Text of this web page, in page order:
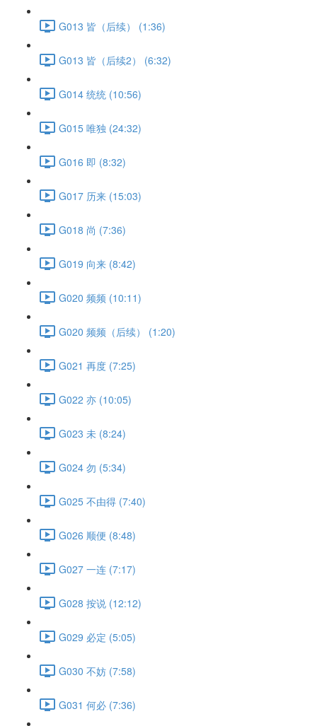
G013 皆（后续） (1:36)
G013 皆（后续2） (6:32)
G014 统统 (10:56)
G015 唯独 (24:32)
G016 即 (8:32)
G017 历来 (15:03)
G018 尚 (7:36)
G019 向来 (8:42)
G020 频频 (10:11)
G020 频频（后续） (1:20)
G021 再度 (7:25)
G022 亦 (10:05)
G023 未 (8:24)
G024 勿 (5:34)
G025 不由得 (7:40)
G026 顺便 (8:48)
G027 一连 (7:17)
G028 按说 (12:12)
G029 必定 (5:05)
G030 不妨 (7:58)
G031 何必 (7:36)